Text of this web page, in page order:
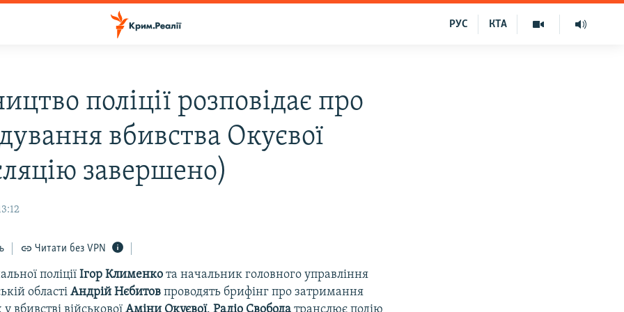
КТА
РУС
поліції розповідає про
вбивства Окуєвої
завершено)
Читати без VPN
поліціїІгор Клименко та начальник головного управління
областіАндрій Нєбитов проводять брифінг про затримання